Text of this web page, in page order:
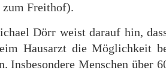
zum Freithof).
Dörr weist darauf hin,
Hausarzt die Möglichkeit
Insbesondere Menschen über